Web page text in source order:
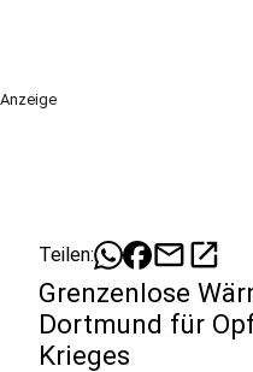
Anzeige
Teilen: mailopen_in_new
Grenzenlose
Dortmund für
Krieges